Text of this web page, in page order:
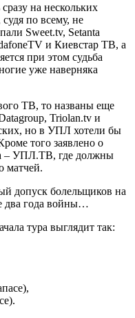
на нескольких
по всему, не
Sweet.tv, Setanta
и Киевстар ТВ, а
при этом судьба
уже наверняка
ТВ, то названы еще
Triolan.tv и
но в УПЛ хотели бы
того заявлено о
– УПЛ.ТВ, где должны
матчей.
допуск болельщиков на
два года войны…
тура выглядит так: